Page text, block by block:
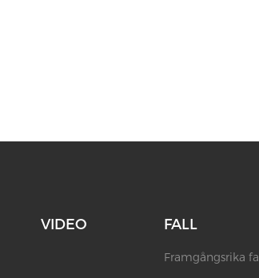
VIDEO FALL
Framgångsrika fall